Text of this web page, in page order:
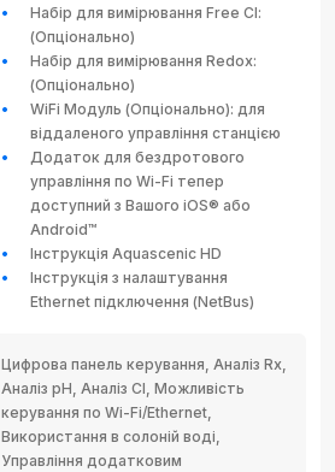
Набір для вимірювання Free Cl:
(Опціонально)
Набір для вимірювання Redox:
(Опціонально)
WiFi Модуль (Опціонально): для
віддаленого управління станцією
Додаток для бездротового
управління по Wi-Fi тепер
доступний з Вашого iOS® або
Android™
Інструкція Aquascenic HD
Інструкція з налаштування
Ethernet підключення (NetBus)
Цифрова панель керування, Аналіз Rx,
Аналіз pH, Аналіз Cl, Можливість
керування по Wi-Fi/Ethernet,
Використання в солоній воді,
Управління додатковим